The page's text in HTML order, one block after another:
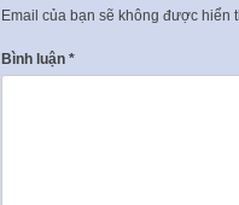
Email của bạn sẽ không được hiển
Bình luận *